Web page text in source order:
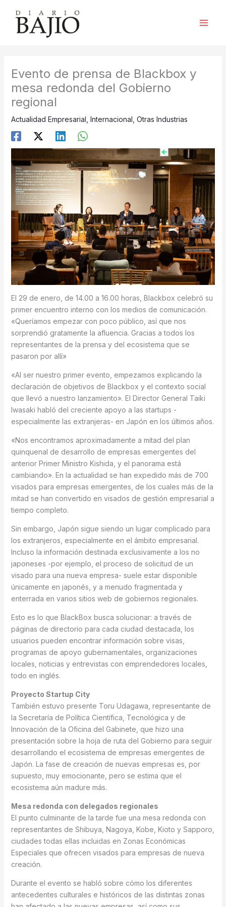
contenido
Evento de prensa de Blackbox y
mesa redonda del Gobierno
regional
Actualidad Empresarial Internacional Otras Industrias
El 29 de enero, de 14.00 a 16.00 horas, Blackbox celebró su
primer encuentro interno con los medios de comunicación.
«Queríamos empezar con poco público, así que nos
sorprendió gratamente la afluencia. Gracias a todos los
representantes de la prensa y del ecosistema que se
pasaron por allí»
«Al ser nuestro primer evento, empezamos explicando la
declaración de objetivos de Blackbox y el contexto social
que llevó a nuestro lanzamiento». El Director General Taiki
Iwasaki habló del creciente apoyo a las startups -
especialmente las extranjeras- en Japón en los últimos años.
«Nos encontramos aproximadamente a mitad del plan
quinquenal de desarrollo de empresas emergentes del
anterior Primer Ministro Kishida, y el panorama está
cambiando». En la actualidad se han expedido más de 700
visados para empresas emergentes, de los cuales más de la
mitad se han convertido en visados de gestión empresarial a
tiempo completo.
Sin embargo, Japón sigue siendo un lugar complicado para
los extranjeros, especialmente en el ámbito empresarial.
Incluso la información destinada exclusivamente a los no
japoneses -por ejemplo, el proceso de solicitud de un
visado para una nueva empresa- suele estar disponible
únicamente en japonés, y a menudo fragmentada y
enterrada en varios sitios web de gobiernos regionales.
Esto es lo que BlackBox busca solucionar: a través de
páginas de directorio para cada ciudad destacada, los
usuarios pueden encontrar información sobre visas,
programas de apoyo gubernamentales, organizaciones
locales, noticias y entrevistas con emprendedores locales,
todo en inglés.
Proyecto Startup City
También estuvo presente Toru Udagawa, representante de
la Secretaría de Política Científica, Tecnológica y de
Innovación de la Oficina del Gabinete, que hizo una
presentación sobre la hoja de ruta del Gobierno para seguir
desarrollando el ecosistema de empresas emergentes de
Japón. La fase de creación de nuevas empresas es, por
supuesto, muy emocionante, pero se estima que el
ecosistema aún madure más.
Mesa redonda con delegados regionales
El punto culminante de la tarde fue una mesa redonda con
representantes de Shibuya, Nagoya, Kobe, Kioto y Sapporo,
ciudades todas ellas incluidas en Zonas Económicas
Especiales que ofrecen visados para empresas de nueva
creación.
Durante el evento se habló sobre cómo los diferentes
antecedentes culturales e históricos de las distintas zonas